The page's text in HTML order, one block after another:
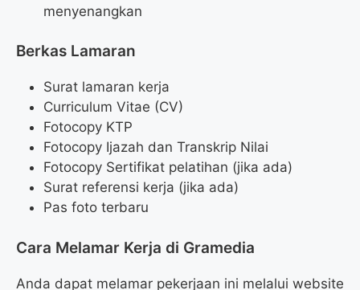
menyenangkan
Berkas Lamaran
Surat lamaran kerja
Curriculum Vitae (CV)
Fotocopy KTP
Fotocopy Ijazah dan Transkrip Nilai
Fotocopy Sertifikat pelatihan (jika ada)
Surat referensi kerja (jika ada)
Pas foto terbaru
Cara Melamar Kerja di Gramedia
Anda dapat melamar pekerjaan ini melalui website